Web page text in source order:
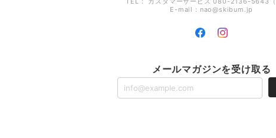
E-mail： nao@skibum.jp
メールマガジンを受け取る